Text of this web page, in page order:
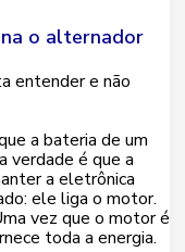
o alternador
entender e não
a bateria de um
verdade é que a
a eletrônica
ele liga o motor.
vez que o motor é
toda a energia.